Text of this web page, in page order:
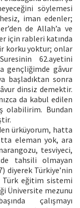
söylemesi
iman edenler;
de Allah’a ve
için rableri katında
korku yoktur; onlar
62.ayetini
gençliğimde gâvur
başladıktan sonra
dinsiz demektir.
da kabul edilen
olabilirim. Bundan
ürküyorum, hatta
eleman yok, ara
tesviyeci,
tahsili olmayan
diyerek Türkiye’nin
Türk eğitim sistemi
Üniversite mezunu
çalışmayı